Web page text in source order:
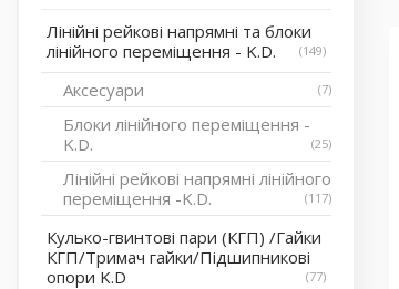
Лінійні рейкові напрямні та блоки
лінійного переміщення - K.D.
149
Аксесуари 7
Блоки лінійного переміщення -
K.D.
25
Лінійні рейкові напрямні лінійного
переміщення -K.D.
117
Кулько-гвинтові пари (КГП) /Гайки
КГП/Тримач гайки/Підшипникові
опори K.D
77